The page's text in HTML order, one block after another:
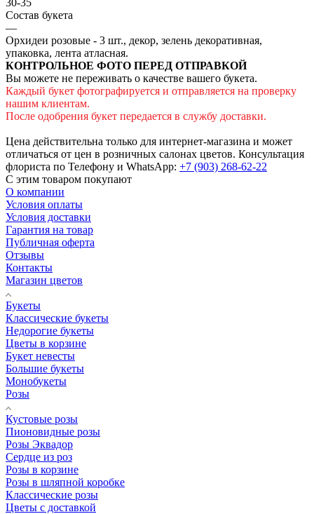
Состав букета
—
Орхидеи розовые - 3 шт., декор, зелень декоративная,
упаковка, лента атласная.
КОНТРОЛЬНОЕ ФОТО ПЕРЕД ОТПРАВКОЙ
Вы можете не переживать о качестве вашего букета.
Каждый букет фотографируется и отправляется на проверку
нашим клиентам.
После одобрения букет передается в службу доставки.
Цена действительна только для интернет-магазина и может
отличаться от цен в розничных салонах цветов. Консультация
флориста по Телефону и WhatsApp: +7 (903) 268-62-22
С этим товаром покупают
О компании
Условия оплаты
Условия доставки
Гарантия на товар
Публичная оферта
Отзывы
Контакты
Магазин цветов
Букеты
Классические букеты
Недорогие букеты
Цветы в корзине
Букет невесты
Большие букеты
Монобукеты
Розы
Кустовые розы
Пионовидные розы
Розы Эквадор
Сердце из роз
Розы в корзине
Розы в шляпной коробке
Классические розы
Цветы с доставкой